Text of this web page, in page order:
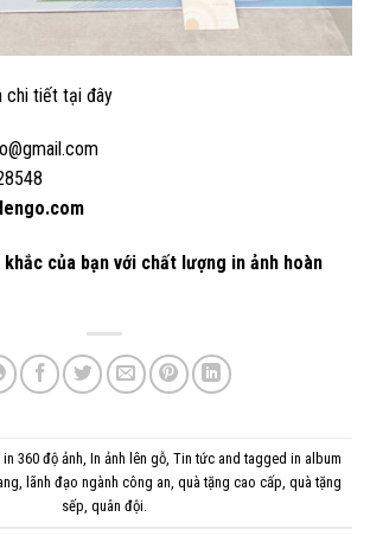
chi tiết tại đây
của bạn với chất lượng in ảnh hoàn
360 độ ảnh In ảnh lên gỗ Tin tức and tagged in album
lãnh đạo ngành công an quà tặng cao cấp quà tặng
sếp quân đội